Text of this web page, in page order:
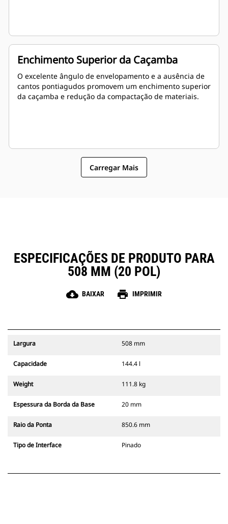
Enchimento Superior da Caçamba
O excelente ângulo de envelopamento e a ausência de
cantos pontiagudos promovem um enchimento superior
da caçamba e redução da compactação de materiais.
Carregar Mais
ESPECIFICAÇÕES DE PRODUTO PARA
508 MM (20 POL)
cloud_download BAIXAR print IMPRIMIR
Largura 508 mm
Capacidade 144.4 l
Weight 111.8 kg
Espessura da Borda da Base 20 mm
Raio da Ponta 850.6 mm
Tipo de Interface Pinado